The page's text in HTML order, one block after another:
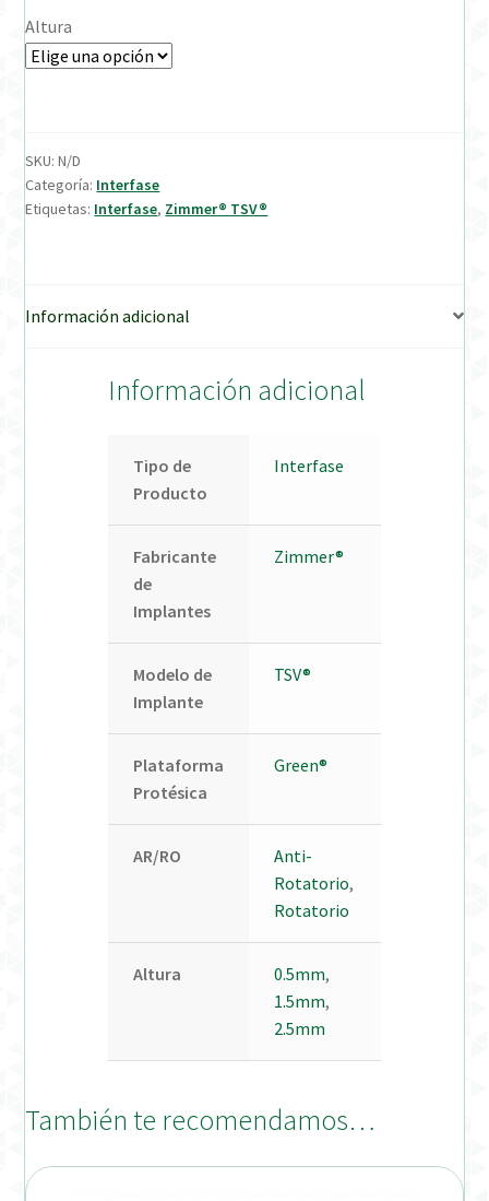
Verification Required
Altura
SKU:N/D
Categoría: Interfase
Etiquetas: Interfase, Zimmer® TSV®
Información adicional
Información adicional
Tipo de
Producto
Interfase
Fabricante
de
Implantes
Zimmer®
Modelo de
Implante
TSV®
Plataforma
Protésica
Green®
AR/RO
Anti-
Rotatorio,
Rotatorio
Altura 0.5mm,
1.5mm,
2.5mm
También te recomendamos…